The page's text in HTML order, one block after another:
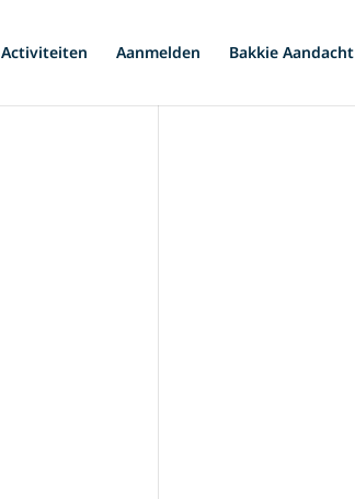
Activiteiten Aanmelden Bakkie Aandacht